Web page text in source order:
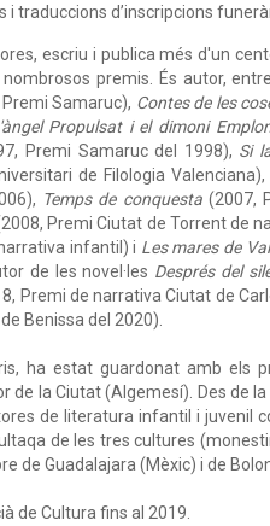
traduccions d’inscripcions
escriu i publica més d'un
premis. És autor,
Samaruc), Contes de les
Propulsat i el dimoni
Premi Samaruc del 1998), Si
de Filologia Valenciana),
Temps de conquesta (2007,
Premi Ciutat de Torrent de
infantil) i Les maresde
de les novel·les Després del
Premi de narrativa Ciutat de
Benissa del 2020).
ha estat guardonat amb els
de la Ciutat (Algemesí). Des de
de literatura infantil i juvenil
de les tres cultures
de Guadalajara (Mèxic) i de
de Cultura fins al 2019.